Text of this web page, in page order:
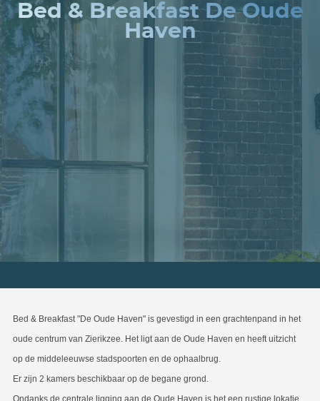
Bed & Breakfast De Oude
Haven
Bed & Breakfast "De Oude Haven" is gevestigd in een grachtenpand in het
oude centrum van Zierikzee. Het ligt aan de Oude Haven en heeft uitzicht
op de middeleeuwse stadspoorten en de ophaalbrug.
Er zijn 2 kamers beschikbaar op de begane grond.